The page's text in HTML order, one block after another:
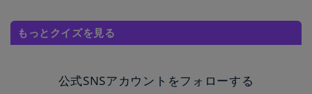
もっとクイズを見る
公式SNSアカウントをフォローする